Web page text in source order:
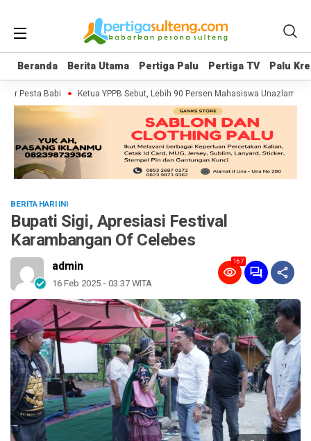
Beranda Berita Utama Pertiga Palu Pertiga TV Palu
Beranda Berita Utama Pertiga Palu Pertiga TV Palu
Pesta Babi Ketua YPPB Sebut, Lebih 90 Persen Mahasiswa Unazlam
BERITA HARI INI
Bupati Sigi, Apresiasi Festival
Karambangan Of Celebes
admin
16 Feb 2025 - 03:37 WITA
167